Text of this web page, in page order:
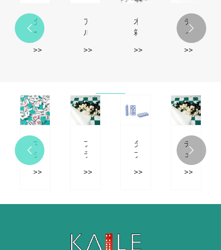
ダ
ー
ク
ブ
PU
レ
ザ
ケ
ー
ス
コ
リ
>>
ア
ル
ボ
デ
ジ
タ
ダ
ブ
12
ノ
ム
>>
木
箱
上
ラ
ッ
ド
ッ
ダ
9
ノ
>>
テ
ィ
ー
ン
ャ
ー
向
の
木
製
磁
ェ
>>
 
マ
ジ
ョ
ン
>>
プ
ラ
チ
は
>>
ダ
ブ
6
べ
>>
チ
ェ
ス
の
>>
 